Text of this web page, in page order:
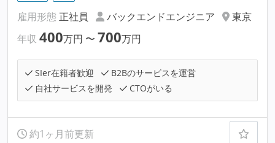
雇用形態 正社員 バックエンドエンジニア
東京
年収 400万円 〜 700万円
SIer在籍者歓迎
B2Bのサービスを運営
自社サービスを開発
CTOがいる
約1ヶ月前更新